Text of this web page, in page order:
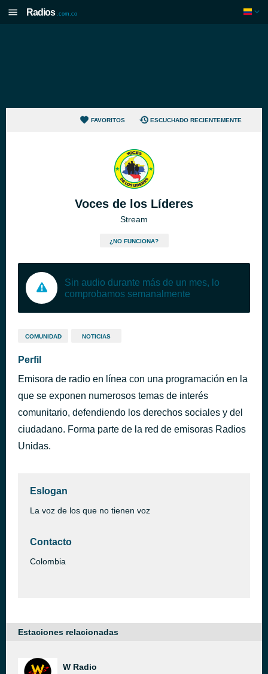
Radios .com.co
FAVORITOS ESCUCHADO RECIENTEMENTE
Voces de los Líderes
Stream
¿NO FUNCIONA?
Sin audio durante más de un mes, lo
comprobamos semanalmente
COMUNIDAD NOTICIAS
Perfil
Emisora de radio en línea con una programación en la
que se exponen numerosos temas de interés
comunitario, defendiendo los derechos sociales y del
ciudadano. Forma parte de la red de emisoras Radios
Unidas.
Eslogan
La voz de los que no tienen voz
Contacto
Colombia
Estaciones relacionadas
W Radio